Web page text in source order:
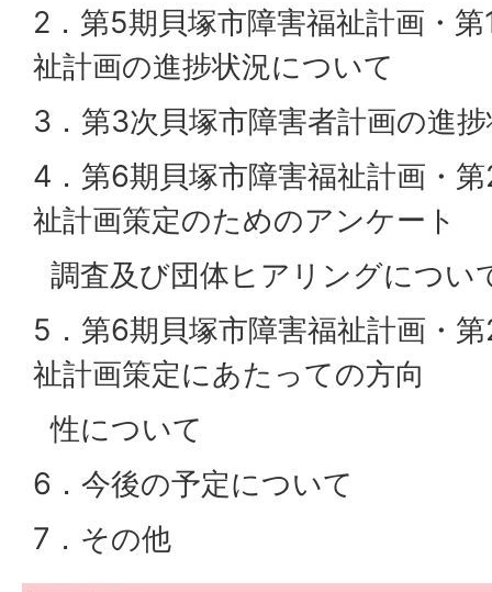
2．第5期貝塚市障害福祉計画・
祉計画の進捗状況について
3．第3次貝塚市障害者計画の進
4．第6期貝塚市障害福祉計画・
祉計画策定のためのアンケート
調査及び団体ヒアリングについ
5．第6期貝塚市障害福祉計画・
祉計画策定にあたっての方向
性について
6．今後の予定について
7．その他